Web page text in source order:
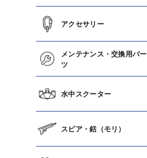
アクセサリー
メンテナンス・交換用パー
ツ
水中スクーター
スピア・銛（モリ）